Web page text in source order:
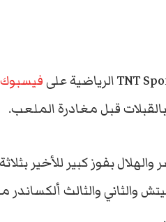
فيسبوك
قبل مغادرة الملعب.
والهلال بفوز كبير للأخير
والثاني والثالث